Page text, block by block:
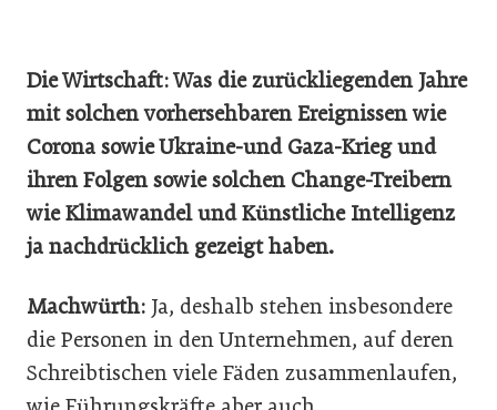
Die Wirtschaft: Was die zurückliegenden Jahre
mit solchen vorhersehbaren Ereignissen wie
Corona sowie Ukraine-und Gaza-Krieg und
ihren Folgen sowie solchen Change-Treibern
wie Klimawandel und Künstliche Intelligenz
ja nachdrücklich gezeigt haben.
Machwürth: Ja, deshalb stehen insbesondere
die Personen in den Unternehmen, auf deren
Schreibtischen viele Fäden zusammenlaufen,